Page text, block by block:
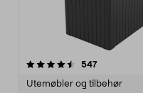
547anmeldelser
Utemøbler og tilbehør
4.5 av 5 stjerner